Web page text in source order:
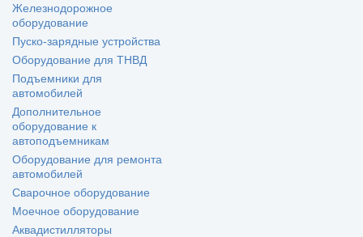
Железнодорожное
оборудование
Пуско-зарядные устройства
Оборудование для ТНВД
Подъемники для
автомобилей
Дополнительное
оборудование к
автоподъемникам
Оборудование для ремонта
автомобилей
Сварочное оборудование
Моечное оборудование
Аквадистилляторы